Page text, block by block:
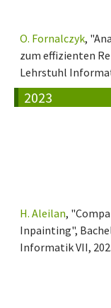
O. Fornalczyk,
zum effizienten
Lehrstuhl
2023
H. Aleilan,
Inpainting",
Informatik VII,